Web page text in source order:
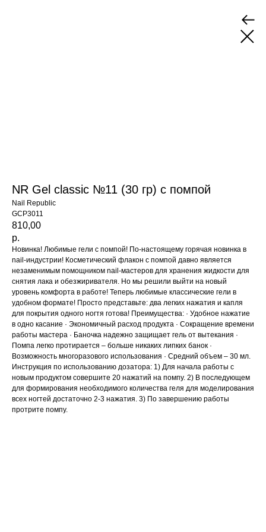
NR Gel classic №11 (30 гр) с помпой
Nail Republic
GCP3011
810,00
р.
Новинка! Любимые гели с помпой! По-настоящему горячая новинка в
nail-индустрии! Косметический флакон с помпой давно является
незаменимым помощником nail-мастеров для хранения жидкости для
снятия лака и обезжиривателя. Но мы решили выйти на новый
уровень комфорта в работе! Теперь любимые классические гели в
удобном формате! Просто представьте: два легких нажатия и капля
для покрытия одного ногтя готова! Преимущества: · Удобное нажатие
в одно касание · Экономичный расход продукта · Сокращение времени
работы мастера · Баночка надежно защищает гель от вытекания ·
Помпа легко протирается – больше никаких липких банок ·
Возможность многоразового использования · Средний объем – 30 мл.
Инструкция по использованию дозатора: 1) Для начала работы с
новым продуктом совершите 20 нажатий на помпу. 2) В последующем
для формирования необходимого количества геля для моделирования
всех ногтей достаточно 2-3 нажатия. 3) По завершению работы
протрите помпу.